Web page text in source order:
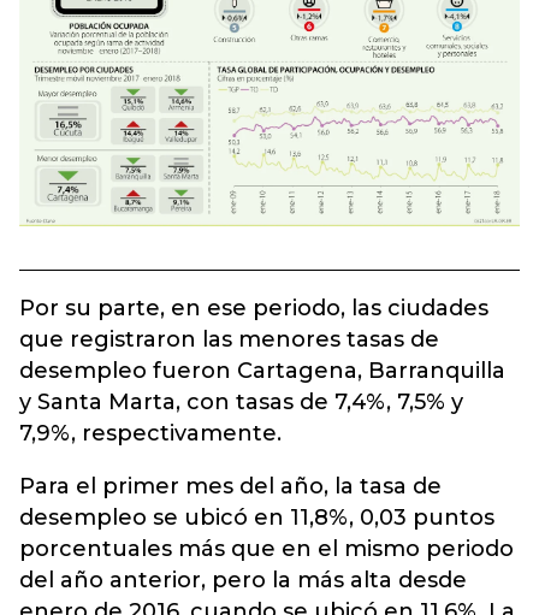
Por su parte, en ese periodo, las ciudades
que registraron las menores tasas de
desempleo fueron Cartagena, Barranquilla
y Santa Marta, con tasas de 7,4%, 7,5% y
7,9%, respectivamente.
Para el primer mes del año, la tasa de
desempleo se ubicó en 11,8%, 0,03 puntos
porcentuales más que en el mismo periodo
del año anterior, pero la más alta desde